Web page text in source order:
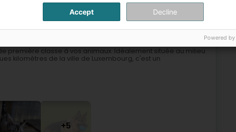
première classe à vos animaux. Idéalement située au milieu
kilomètres de la ville de Luxembourg, c'est un
+5
Accept Decline
Powered by